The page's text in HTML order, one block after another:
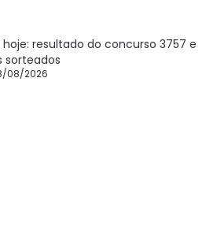
resultado do concurso 3757 e
sorteados
08/2026